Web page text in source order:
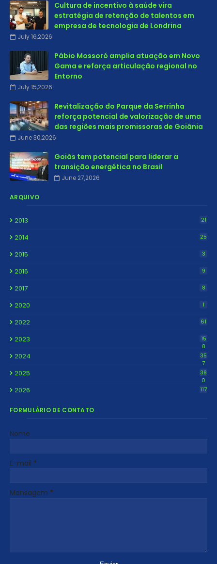
Cultura de incentivo à saúde vira
estratégia de retenção de talentos em
empresa de tecnologia de Londrina
July 16,2026
Pábio Mossoró amplia atuação em Novo
Gama e reforça articulação regional no
Entorno
July 15,2026
Revitalização do Parque da Serrinha
reforça potencial de valorização de uma
das regiões mais promissoras de Goiânia
June 30,2026
Goiás tem potencial para liderar a
transição energética no Brasil
June 27,2026
ARQUIVO
2013 21
2014 25
2015 3
2016 9
2017 8
2020 1
2022 61
2023
15
8
2024
35
7
2025
38
0
2026 117
FORMULÁRIO DE CONTATO
Nome
E-mail *
Mensagem *